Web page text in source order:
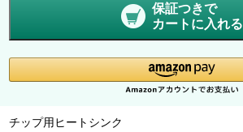
保証つきで
カートに入れる
チップ用ヒートシンク